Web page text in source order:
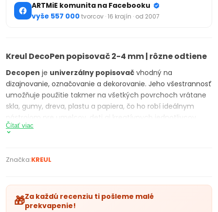
ARTMiE komunita na Facebooku
vyše 557 000 tvorcov · 16 krajín · od 2007
Kreul DecoPen popisovač 2-4 mm | rôzne odtiene
Decopen je univerzálny popisovač vhodný na
dizajnovanie, označovanie a dekorovanie. Jeho všestrannosť
umožňuje použitie takmer na všetkých povrchoch vrátane
skla, gumy, dreva, plastu a papiera, čo ho robí ideálnym
nástrojom pre umelcov, deti aj kreatívnych jednotlivcov.
Vďaka unikátnemu ventilačnému systému poskytuje
vodnej báze, na ktorej je
kryjúca. Navyše, popisovač nepresakuje cez papier, je odolný
voči rozmazaniu, svetlostály a neobsahuje rozpúšťadlá.
má okrúhlu špičku, ktorá je ideálna pre ploché dizajny, a šírka
Čítať viac
Značka:KREUL
🎁Za každú recenziu ti pošleme malé
prekvapenie!